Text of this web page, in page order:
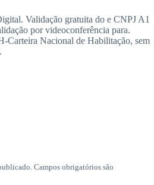
Validação gratuita do e CNPJ A1
por videoconferência para.
Carteira Nacional de Habilitação, sem
Campos obrigatórios são